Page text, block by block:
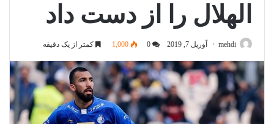
الهلال را از دست داد
mehdi آوریل 7, 2019 1,000 کمتر از یک دقیقه